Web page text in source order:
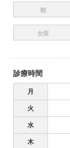
朝
女医
診療時間
月
火
水
木